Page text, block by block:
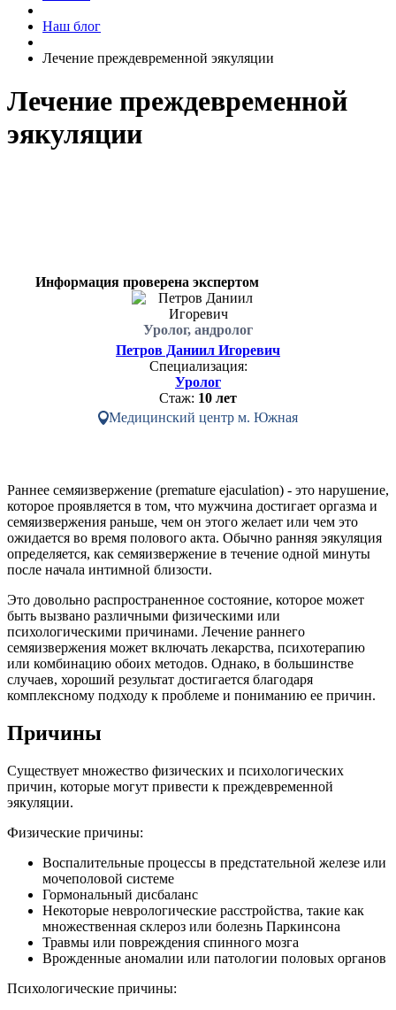
Наш блог
Лечение преждевременной эякуляции
Лечение преждевременной
эякуляции
Информация проверена экспертом
Уролог, андролог
Петров Даниил Игоревич
Специализация:
Уролог
Стаж: 10 лет
Медицинский центр м. Южная
Раннее семяизвержение (premature ejaculation) - это нарушение,
которое проявляется в том, что мужчина достигает оргазма и
семяизвержения раньше, чем он этого желает или чем это
ожидается во время полового акта. Обычно ранняя эякуляция
определяется, как семяизвержение в течение одной минуты
после начала интимной близости.
Это довольно распространенное состояние, которое может
быть вызвано различными физическими или
психологическими причинами. Лечение раннего
семяизвержения может включать лекарства, психотерапию
или комбинацию обоих методов. Однако, в большинстве
случаев, хороший результат достигается благодаря
комплексному подходу к проблеме и пониманию ее причин.
Причины
Существует множество физических и психологических
причин, которые могут привести к преждевременной
эякуляции.
Физические причины:
Воспалительные процессы в предстательной железе или
мочеполовой системе
Гормональный дисбаланс
Некоторые неврологические расстройства, такие как
множественная склероз или болезнь Паркинсона
Травмы или повреждения спинного мозга
Врожденные аномалии или патологии половых органов
Психологические причины: